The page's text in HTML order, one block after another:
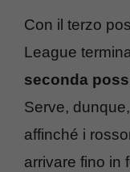
Con il terzo
League
seconda
Serve,
affinché i
arrivare fino in